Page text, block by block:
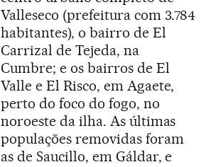
Valleseco (prefeitura com 3.784
habitantes), o bairro de El
Carrizal de Tejeda, na
Cumbre; e os bairros de El
Valle e El Risco, em Agaete,
perto do foco do fogo, no
noroeste da ilha. As últimas
populações removidas foram
as de Saucillo, em Gáldar, e